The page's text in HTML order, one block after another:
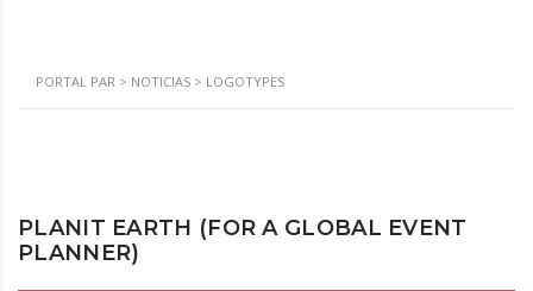
PORTAL PAR > NOTICIAS > LOGOTYPES
PLANIT EARTH (FOR A GLOBAL EVENT
PLANNER)